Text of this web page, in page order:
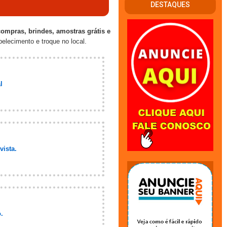
brindes, amostras grátis e
e troque no local.
DESTAQUES